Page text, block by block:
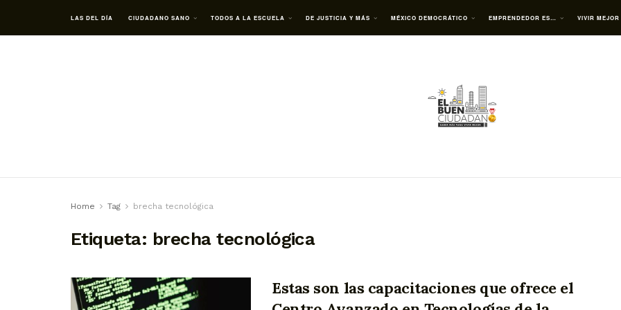
LAS DEL DÍA CIUDADANO SANO TODOS A LA ESCUELA DE JUSTICIA Y MÁS MÉXICO DEMOCRÁTICO EMPRENDEDOR ES… VIVIR MEJOR
Home Tag brecha tecnológica
Etiqueta: brecha tecnológica
Estas son las capacitaciones que ofrece el